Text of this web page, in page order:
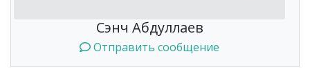
Сэнч Абдуллаев
Отправить сообщение